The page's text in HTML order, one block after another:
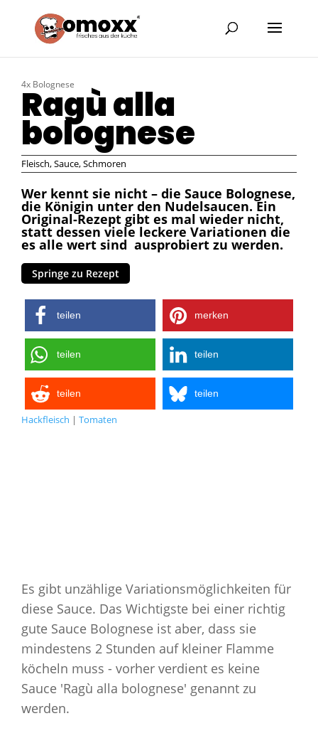
4x Bolognese
Ragù alla
bolognese
Fleisch,Sauce,Schmoren
Wer kennt sie nicht – die Sauce Bolognese,
die Königin unter den Nudelsaucen. Ein
Original-Rezept gibt es mal wieder nicht,
statt dessen viele leckere Variationen die
es alle wert sind ausprobiert zu werden.
Springe zu Rezept
teilen merken
teilen teilen
teilen teilen
Hackfleisch | Tomaten
Es gibt unzählige Variationsmöglichkeiten für
diese Sauce. Das Wichtigste bei einer richtig
gute Sauce Bolognese ist aber, dass sie
mindestens 2 Stunden auf kleiner Flamme
köcheln muss - vorher verdient es keine
Sauce 'Ragù alla bolognese' genannt zu
werden.